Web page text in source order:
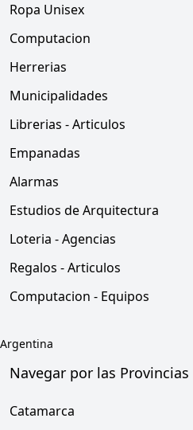
Ropa Unisex
Computacion
Herrerias
Municipalidades
Librerias - Articulos
Empanadas
Alarmas
Estudios de Arquitectura
Loteria - Agencias
Regalos - Articulos
Computacion - Equipos
Argentina
Navegar por las Provincias
Catamarca